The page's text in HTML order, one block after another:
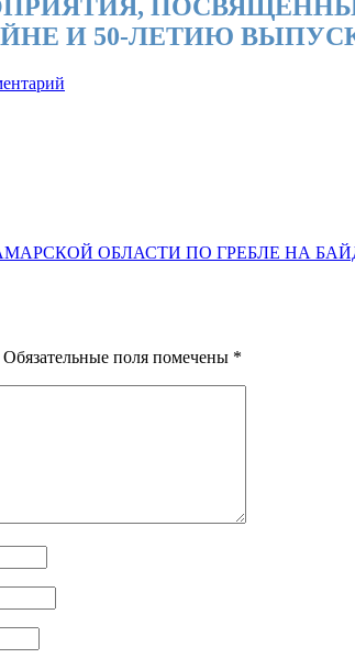
И 50-ЛЕТИЮ
ОБЛАСТИ ПО ГРЕБЛЕ НА
Обязательные поля помечены *